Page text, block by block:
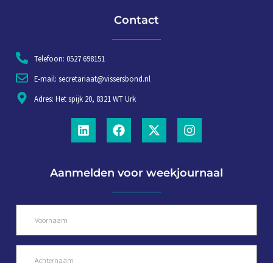
Contact
Telefoon: 0527 698151
E-mail: secretariaat@vissersbond.nl
Adres: Het spijk 20, 8321 WT Urk
Aanmelden voor weekjournaal